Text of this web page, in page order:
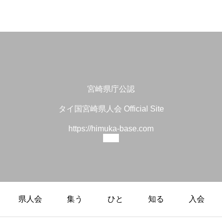
宮崎県庁公認
タイ国宮崎県人会 Official Site
https://himuka-base.com
県人会 集う ひと 知る 入会